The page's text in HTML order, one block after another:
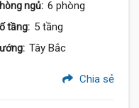
ngủ: 6 phòng
tầng: 5 tầng
Tây Bắc
Chia sẻ